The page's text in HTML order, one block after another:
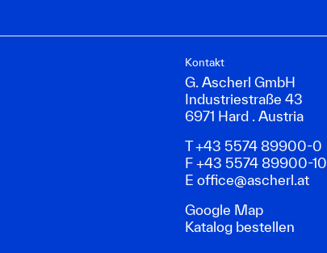
Kontakt
G. Ascherl GmbH
Industriestraße 43
6971 Hard . Austria
T +43 5574 89900-0
F +43 5574 89900-10
Eoffice@ascherl.at
Google Map
Katalog bestellen